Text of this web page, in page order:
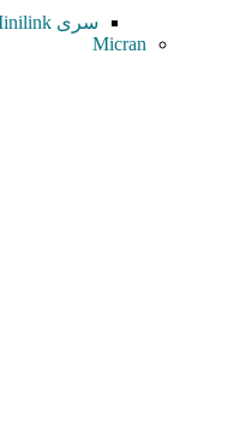
سری Minilink
Micran